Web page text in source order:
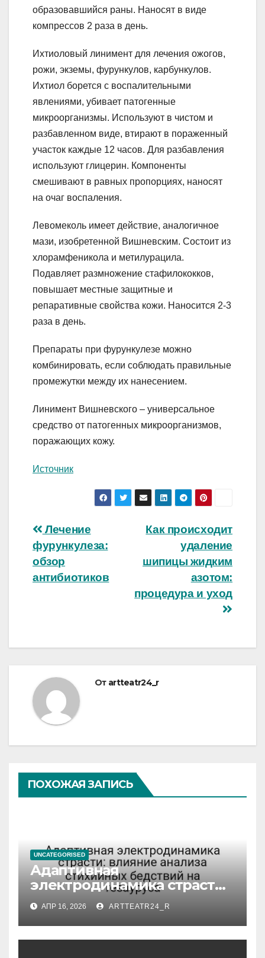
образовавшийся раны. Наносят в виде
компрессов 2 раза в день.
Ихтиоловый линимент для лечения ожогов,
рожи, экземы, фурункулов, карбункулов.
Ихтиол борется с воспалительными
явлениями, убивает патогенные
микроорганизмы. Используют в чистом и
разбавленном виде, втирают в пораженный
участок каждые 12 часов. Для разбавления
используют глицерин. Компоненты
смешивают в равных пропорциях, наносят
на очаг воспаления.
Левомеколь имеет действие, аналогичное
мази, изобретенной Вишневским. Состоит из
хлорамфеникола и метилурацила.
Подавляет размножение стафилококков,
повышает местные защитные и
репаративные свойства кожи. Наносится 2-3
раза в день.
Препараты при фурункулезе можно
комбинировать, если соблюдать правильные
промежутки между их нанесением.
Линимент Вишневского – универсальное
средство от патогенных микроорганизмов,
поражающих кожу.
Источник
Навигация
по
записям
Как происходит
удаление
шипицы жидким
азотом:
процедура и уход
Лечение
фурункулеза:
обзор
антибиотиков
От artteatr24_r
ПОХОЖАЯ ЗАПИСЬ
UNCATEGORISED
Адаптивная
электродинамика страсти:
влияние анализа
стихийных бедствий на
тезауруса
АПР 16, 2026 ARTTEATR24_R